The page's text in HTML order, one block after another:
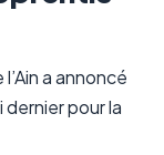
a annoncé
pour la